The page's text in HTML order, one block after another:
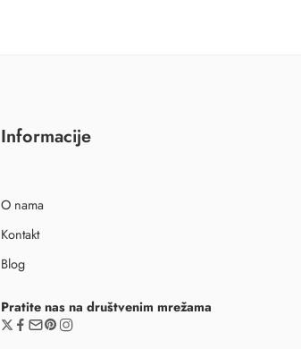
Informacije
O nama
Kontakt
Blog
Pratite nas na društvenim mrežama